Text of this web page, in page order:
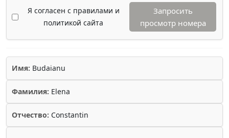
Я согласен с правилами и
политикой сайта
Запросить
просмотр номера
Имя: Budaianu
Фамилия: Elena
Отчество: Constantin